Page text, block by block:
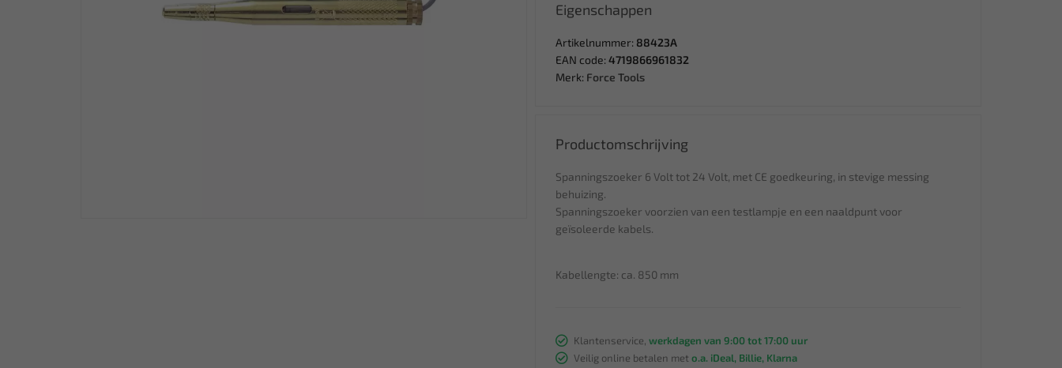
Eigenschappen
Artikelnummer: 88423A
EAN code: 4719866961832
Merk: Force Tools
Productomschrijving
Spanningszoeker 6 Volt tot 24 Volt, met CE goedkeuring, in stevige messing
behuizing.
Spanningszoeker voorzien van een testlampje en een naaldpunt voor
geïsoleerde kabels.
Kabellengte: ca. 850 mm
Klantenservice, werkdagen van 9:00 tot 17:00 uur
Veilig online betalen met o.a. iDeal, Billie, Klarna